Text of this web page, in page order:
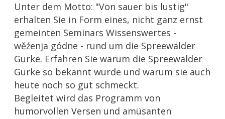
Unter dem Motto: "Von sauer bis lustig"
erhalten Sie in Form eines, nicht ganz ernst
gemeinten Seminars Wissenswertes -
wěźenja gódne - rund um die Spreewälder
Gurke. Erfahren Sie warum die Spreewälder
Gurke so bekannt wurde und warum sie auch
heute noch so gut schmeckt.
Begleitet wird das Programm von
humorvollen Versen und amüsanten